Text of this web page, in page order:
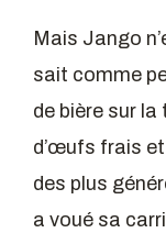
Mais Jango
sait comme
de bière sur
d’œufs frais et
des plus
a voué sa